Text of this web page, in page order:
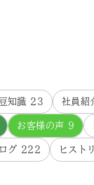
知識 23 社員紹
お客様の声 9
グ 222 ヒスト